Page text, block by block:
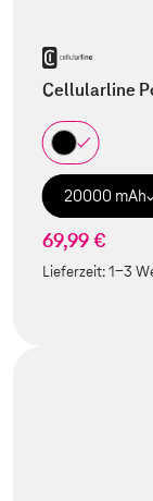
Cellularline
20000 mAh
69,99 €
Lieferzeit:1-3